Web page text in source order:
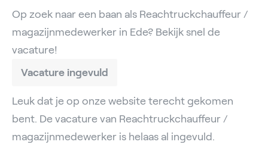
Op zoek naar een baan als Reachtruckchauffeur /
magazijnmedewerker in Ede? Bekijk snel de
vacature!
Vacature ingevuld
Leuk dat je op onze website terecht gekomen
bent. De vacature van Reachtruckchauffeur /
magazijnmedewerker is helaas al ingevuld.